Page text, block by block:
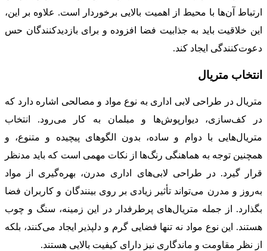
ارتباط آن‌ها با محیط از اهمیت بالایی برخوردار است. علاوه بر این،
این خلاقیت باید به جذابیت فضا افزوده و برای بازدیدکنندگان حس
دعوت‌کنندگی ایجاد کند.
انتخاب متریال
متریال در طراحی لابی اداری به نوع مواد و مصالحی اشاره دارد که
در کف‌سازی، دیوارپوش‌ها و مبلمان به کار می‌رود. انتخاب
متریال‌هایی با دوام و ساده، بدون الگوهای پیچیده و متنوع، و
همچنین توجه به هماهنگی رنگ‌ها از نکات مهمی است که باید مدنظر
قرار گیرد. در طراحی لابی‌های اداری مدرن، بهره‌گیری از مواد
به‌روز و مدرن می‌تواند تأثیر زیادی بر روی بینندگان و کاربران فضا
بگذارد. از جمله متریال‌های پرطرفدار در این زمینه، سنگ و چوب
هستند. این نوع مواد نه تنها فضایی گرم و دلپذیر ایجاد می‌کنند، بلکه
از نظر مقاومت و ماندگاری نیز دارای کیفیت بالایی هستند.